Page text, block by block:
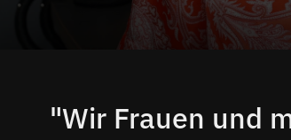
"Wir Frauen und